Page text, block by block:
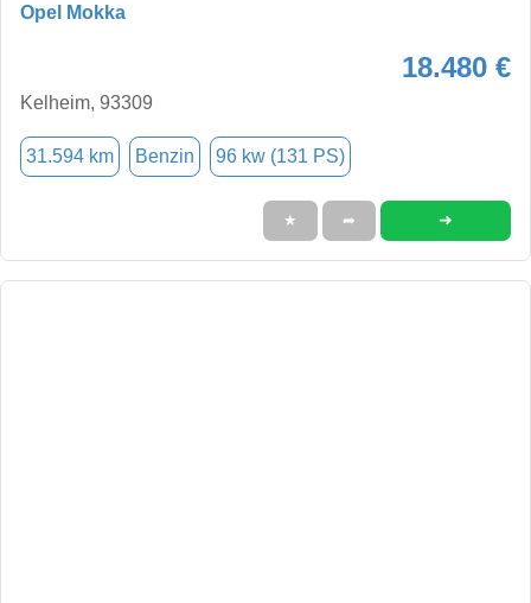
Opel Mokka
18.480 €
Kelheim, 93309
31.594 km Benzin 96 kw (131 PS)
★ ➦ ➜